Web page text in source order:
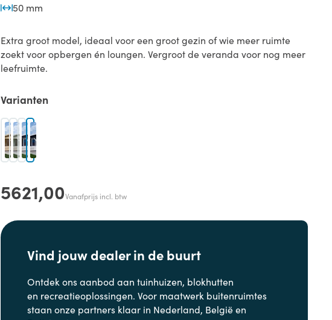
50 mm
Extra groot model, ideaal voor een groot gezin of wie meer ruimte
zoekt voor opbergen én loungen. Vergroot de veranda voor nog meer
leefruimte.
Varianten
5621,00Vanafprijs incl. btw
Vind jouw dealer in de buurt
Ontdek ons aanbod aan tuinhuizen, blokhutten
en recreatieoplossingen. Voor maatwerk buitenruimtes
staan onze partners klaar in Nederland, België en